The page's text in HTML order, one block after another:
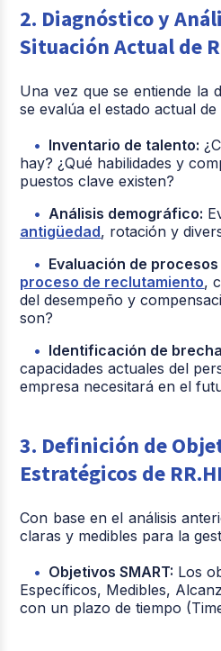
2. Diagnóstico y
Situación Actual de
Una vez que se entiende la
se evalúa el estado actual
Inventario de talento:
hay? ¿Qué habilidades y
puestos clave existen?
Análisis demográfico:
antigüedad, rotación y
Evaluación de
proceso de reclutamiento,
del desempeño y
son?
Identificación de
capacidades actuales del
empresa necesitará en el
3. Definición de
Estratégicos de
Con base en el análisis
claras y medibles para la
Objetivos SMART: Los
Específicos, Medibles,
con un plazo de tiempo